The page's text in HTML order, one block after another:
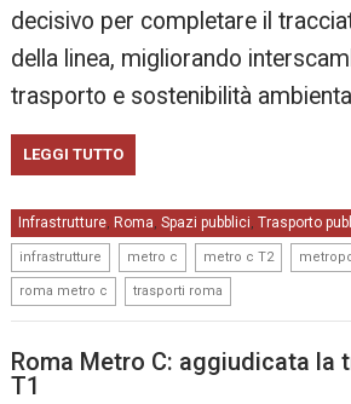
decisivo per completare il
della linea, migliorando
trasporto e sostenibilità
LEGGI TUTTO
Infrastrutture, Roma,Spazi pubblici, Trasporto
infrastrutture metro c metro c T2
roma metro c trasporti roma
Roma Metro C: aggiudicata la
T1